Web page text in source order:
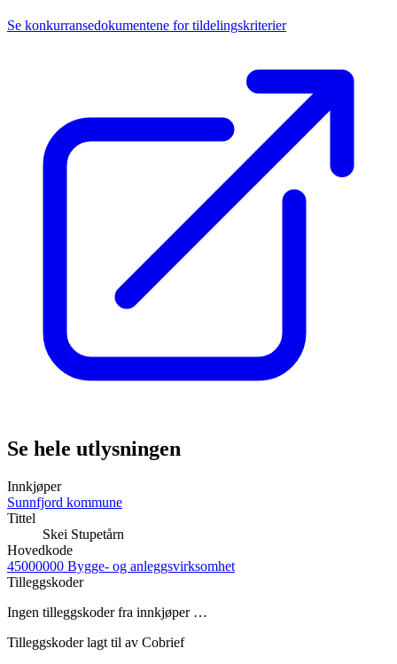
Se konkurransedokumentene for tildelingskriterier
Se hele utlysningen
Innkjøper
Sunnfjord kommune
Tittel
Skei Stupetårn
Hovedkode
45000000 Bygge- og anleggsvirksomhet
Tilleggskoder
Ingen tilleggskoder fra innkjøper …
Tilleggskoder lagt til av Cobrief